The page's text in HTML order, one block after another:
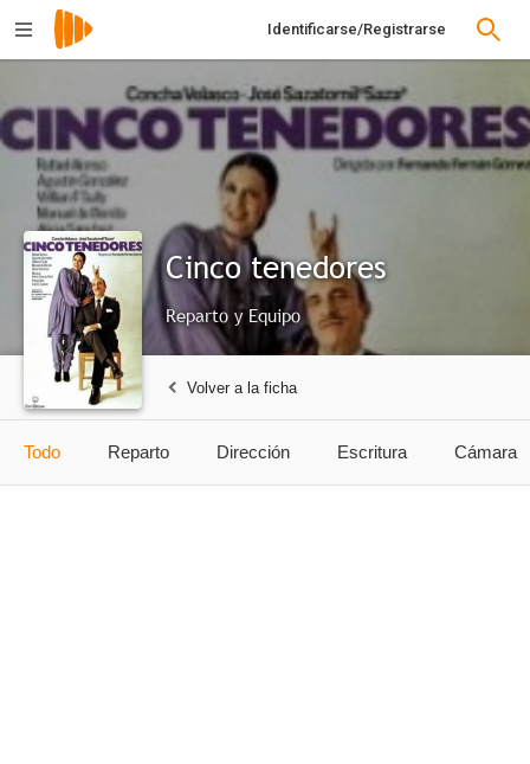
Identificarse/Registrarse
Cinco tenedores
Reparto y Equipo
Volver a la ficha
Todo Reparto Dirección Escritura Cámara